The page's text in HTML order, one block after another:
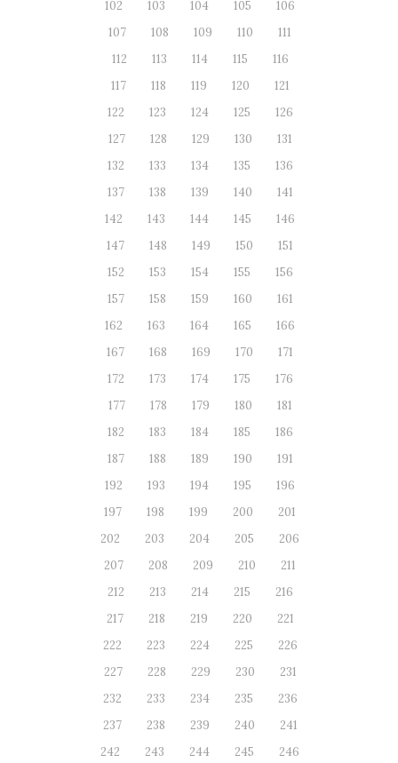
102
103 104 105
106
107
108 109 110
111
112
113 114 115
116
117
118 119 120
121
122
123 124 125
126
127
128 129 130
131
132
133 134 135
136
137
138 139 140
141
142
143 144 145
146
147
148 149 150
151
152
153 154 155
156
157
158 159 160
161
162
163 164 165
166
167
168 169 170
171
172
173 174 175
176
177
178 179 180
181
182
183 184 185
186
187
188 189 190
191
192
193 194 195
196
197
198 199 200
201
202
203 204 205
206
207
208 209 210
211
212
213 214 215
216
217
218 219 220
221
222
223 224 225
226
227
228 229 230
231
232
233 234 235
236
237
238 239 240
241
242
243 244 245
246